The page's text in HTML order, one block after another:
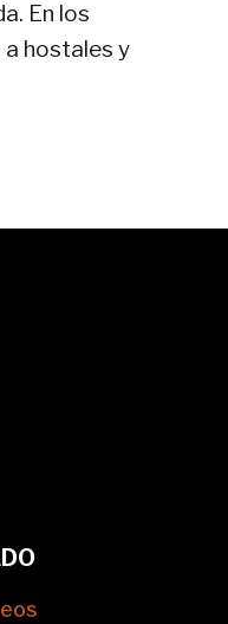
En los
hostales y